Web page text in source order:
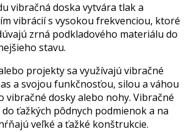
vibračná doska vytvára tlak a
vibrácií s vysokou frekvenciou, ktoré
zrná podkladového materiálu do
stavu.
projekty sa využívajú vibračné
a svojou funkčnosťou, silou a váhou
vibračné dosky alebo nohy. Vibračné
ťažkých pôdnych podmienok a na
veľké a ťažké konštrukcie.